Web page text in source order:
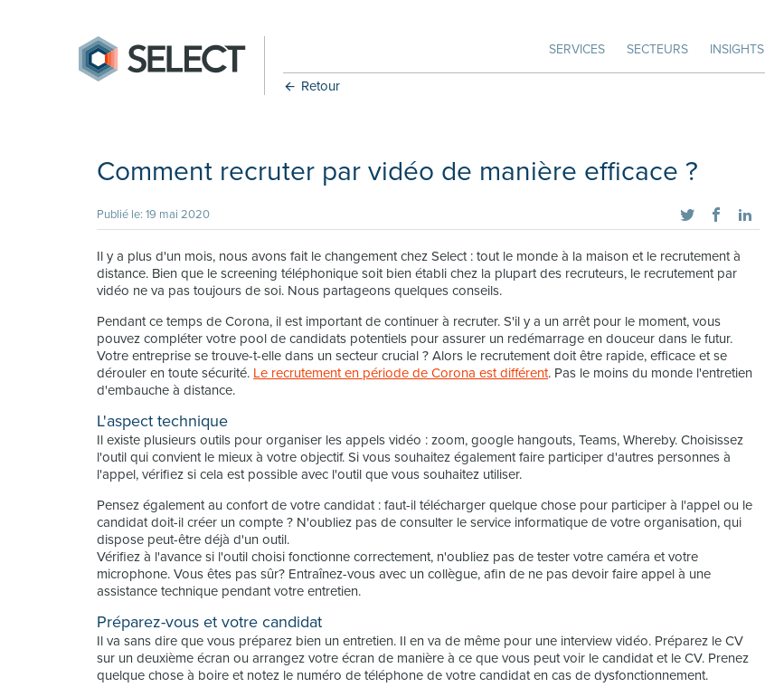
SERVICES SECTEURS INSIGHTS
Retour
Comment recruter par vidéo de manière efficace ?
Publié le: 19 mai 2020
Il y a plus d'un mois, nous avons fait le changement chez Select : tout le monde à la maison et le recrutement à
distance. Bien que le screening téléphonique soit bien établi chez la plupart des recruteurs, le recrutement par
vidéo ne va pas toujours de soi. Nous partageons quelques conseils.
Pendant ce temps de Corona, il est important de continuer à recruter. S'il y a un arrêt pour le moment, vous
pouvez compléter votre pool de candidats potentiels pour assurer un redémarrage en douceur dans le futur.
Votre entreprise se trouve-t-elle dans un secteur crucial ? Alors le recrutement doit être rapide, efficace et se
dérouler en toute sécurité. Le recrutement en période de Corona est différent. Pas le moins du monde l'entretien
d'embauche à distance.
L'aspect technique
Il existe plusieurs outils pour organiser les appels vidéo : zoom, google hangouts, Teams, Whereby. Choisissez
l'outil qui convient le mieux à votre objectif. Si vous souhaitez également faire participer d'autres personnes à
l'appel, vérifiez si cela est possible avec l'outil que vous souhaitez utiliser.
Pensez également au confort de votre candidat : faut-il télécharger quelque chose pour participer à l'appel ou le
candidat doit-il créer un compte ? N'oubliez pas de consulter le service informatique de votre organisation, qui
dispose peut-être déjà d'un outil.
Vérifiez à l'avance si l'outil choisi fonctionne correctement, n'oubliez pas de tester votre caméra et votre
microphone. Vous êtes pas sûr? Entraînez-vous avec un collègue, afin de ne pas devoir faire appel à une
assistance technique pendant votre entretien.
Préparez-vous et votre candidat
Il va sans dire que vous préparez bien un entretien. Il en va de même pour une interview vidéo. Préparez le CV
sur un deuxième écran ou arrangez votre écran de manière à ce que vous peut voir le candidat et le CV. Prenez
quelque chose à boire et notez le numéro de téléphone de votre candidat en cas de dysfonctionnement.